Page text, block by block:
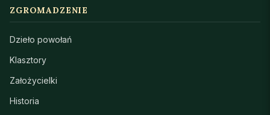
ZGROMADZENIE
Dzieło powołań
Klasztory
Założycielki
Historia